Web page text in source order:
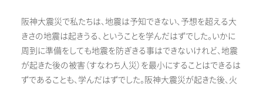
阪神大震災で私たちは、地震は予知できない、予想を超える大
きさの地震は起きうる、ということを学んだはずでした。いかに
周到に準備をしても地震を防ぎきる事はできないけれど、地震
が起きた後の被害（すなわち人災）を最小にすることはできるは
ずであることも、学んだはずでした。阪神大震災が起きた後、火